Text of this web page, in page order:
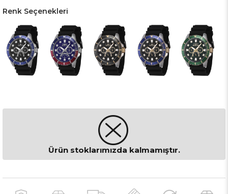
Renk Seçenekleri
Ürün stoklarımızda kalmamıştır.